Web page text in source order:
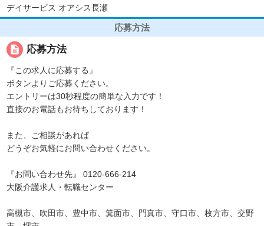
デイサービス オアシス長瀬
応募方法
description 応募方法
『この求人に応募する』
ボタンよりご応募ください。
エントリーは30秒程度の簡単な入力です！
直接のお電話もお待ちしております！
また、ご相談があれば
どうぞお気軽にお問い合わせください。
『お問い合わせ先』 0120-666-214
大阪介護求人・転職センター
高槻市、吹田市、豊中市、箕面市、門真市、守口市、枚方市、交野